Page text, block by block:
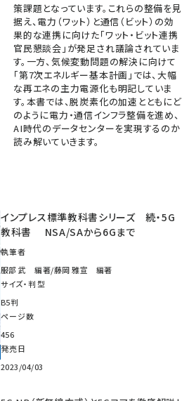
策課題となっています。これらの整備を見
据え、電力（ワット）と通信（ビット）の効
果的な連携に向けた「ワット・ビット連携
官民懇談会」が発足され議論されていま
す。一方、気候変動問題の解決に向けて
「第7次エネルギー基本計画」では、大幅
な再エネの主力電源化も明記していま
す。本書では、脱炭素化の加速とともにど
のように電力・通信インフラ整備を進め、
AI時代のデータセンターを実現するのか
読み解いていきます。
インプレス標準教科書シリーズ 続・5G
教科書 NSA/SAから6Gまで
執筆者
服部 武 編著/藤岡 雅宣 編著
サイズ・判型
B5判
ページ数
456
発売日
2023/04/03